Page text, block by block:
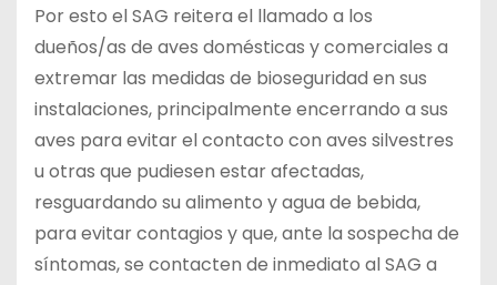
Por esto el SAG reitera el llamado a los
dueños/as de aves domésticas y comerciales a
extremar las medidas de bioseguridad en sus
instalaciones, principalmente encerrando a sus
aves para evitar el contacto con aves silvestres
u otras que pudiesen estar afectadas,
resguardando su alimento y agua de bebida,
para evitar contagios y que, ante la sospecha de
síntomas, se contacten de inmediato al SAG a